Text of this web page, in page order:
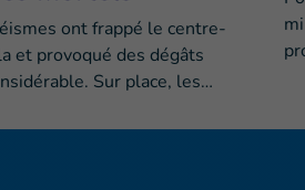
ont frappé le centre-
et provoqué des dégâts
Sur place, les…